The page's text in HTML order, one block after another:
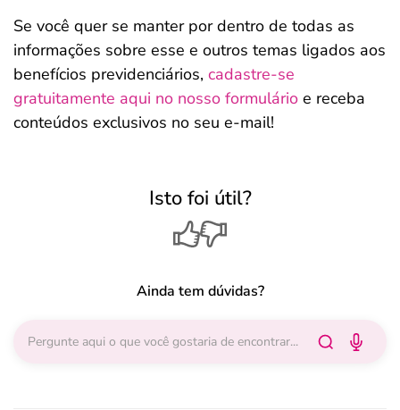
Se você quer se manter por dentro de todas as
informações sobre esse e outros temas ligados aos
benefícios previdenciários, cadastre-se
gratuitamente aqui no nosso formulário e receba
conteúdos exclusivos no seu e-mail!
Isto foi útil?
Ainda tem dúvidas?